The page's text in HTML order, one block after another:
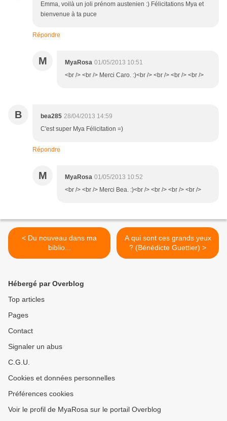
Emma, voilà un joli prénom austenien :) Félicitations Mya et
bienvenue à ta puce
Répondre
M MyaRosa 01/05/2013 10:51
<br /> <br /> Merci Caro. :)<br /> <br /> <br /> <br />
B bea285 28/04/2013 14:59
C'est super Mya Félicitation =)
Répondre
M MyaRosa 01/05/2013 10:52
<br /> <br /> Merci Bea. :)<br /> <br /> <br /> <br />
< Du nouveau dans ma
biblio...
A qui sont ces grands yeux
? (Bénédicte Guettier) >
Hébergé par Overblog
Top articles
Pages
Contact
Signaler un abus
C.G.U.
Cookies et données personnelles
Préférences cookies
Voir le profil de MyaRosa sur le portail Overblog